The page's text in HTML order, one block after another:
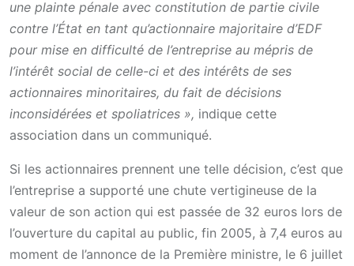
une plainte pénale avec constitution de partie civile
contre l’État en tant qu’actionnaire majoritaire d’EDF
pour mise en difficulté de l’entreprise au mépris de
l’intérêt social de celle-ci et des intérêts de ses
actionnaires minoritaires, du fait de décisions
inconsidérées et spoliatrices », indique cette
association dans un communiqué.
Si les actionnaires prennent une telle décision, c’est que
l’entreprise a supporté une chute vertigineuse de la
valeur de son action qui est passée de 32 euros lors de
l’ouverture du capital au public, fin 2005, à 7,4 euros au
moment de l’annonce de la Première ministre, le 6 juillet